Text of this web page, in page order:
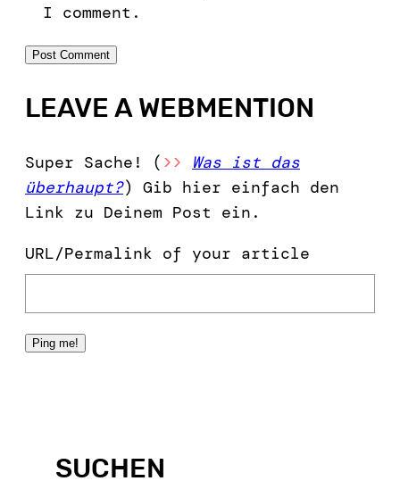
I comment.
LEAVE A WEBMENTION
Super Sache! ( >>
Was ist das
überhaupt?) Gib hier einfach den
Link zu Deinem Post ein.
URL/Permalink of your article
SUCHEN